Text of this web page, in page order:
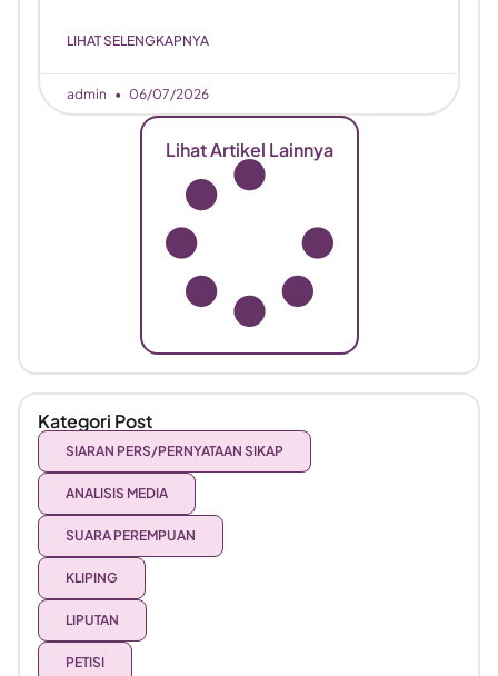
LIHAT SELENGKAPNYA
admin 06/07/2026
Lihat Artikel Lainnya
Kategori Post
SIARAN PERS/PERNYATAAN SIKAP
ANALISIS MEDIA
SUARA PEREMPUAN
KLIPING
LIPUTAN
PETISI